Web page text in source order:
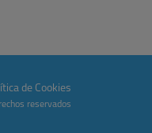
de Cookies
reservados